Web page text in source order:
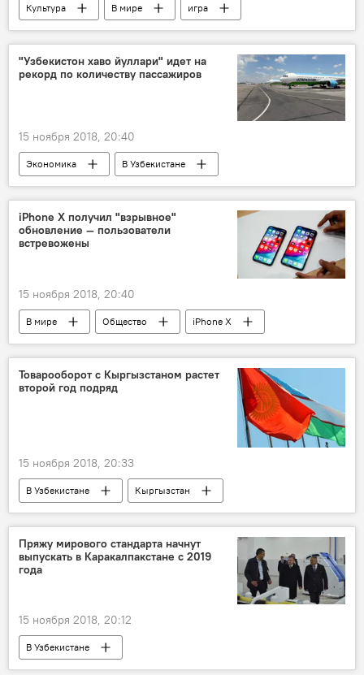
Культура В мире
игра
трейлер
мобильный телефон
"Узбекистон хаво йуллари" идет на
рекорд по количеству пассажиров
15 ноября 2018, 20:40
Экономика В Узбекистане
iPhone X получил "взрывное"
обновление — пользователи
встревожены
15 ноября 2018, 20:40
В мире Общество
iPhone X
Apple
Товарооборот с Кыргызстаном растет
второй год подряд
15 ноября 2018, 20:33
В Узбекистане
Кыргызстан
Узбекистан
министерство
Политика
Пряжу мирового стандарта начнут
выпускать в Каракалпакстане с 2019
года
15 ноября 2018, 20:12
В Узбекистане
Поездки президента Шавката Мирзиёева по Узбекистану